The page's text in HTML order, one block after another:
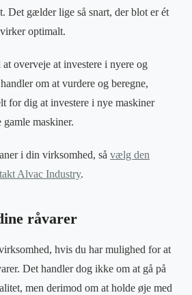
Det gælder lige så snart, der blot er ét
optimalt.
overveje at investere i nyere og
om at vurdere og beregne,
for dig at investere i nye maskiner
gamle maskiner.
i din virksomhed, så vælg den
Alvac Industry.
råvarer
hvis du har mulighed for at
Det handler dog ikke om at gå på
men derimod om at holde øje med